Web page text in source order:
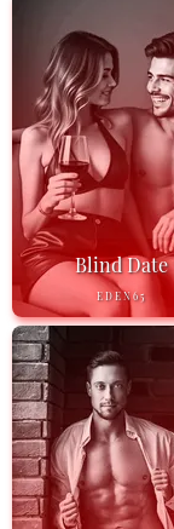
Blind Date
EDEN65